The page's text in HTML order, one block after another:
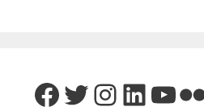
Facebook
Twitter